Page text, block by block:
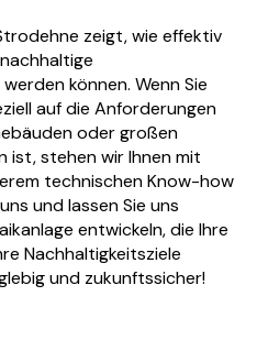
zeigt, wie effektiv
können. Wenn Sie
auf die Anforderungen
oder großen
ist, stehen wir Ihnen mit
technischen Know-how
und lassen Sie uns
entwickeln, die Ihre
Nachhaltigkeitsziele
und zukunftssicher!